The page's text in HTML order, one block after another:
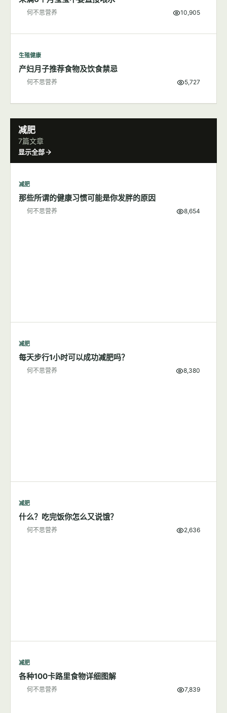
何不思营养 10,905
生殖健康
产妇月子推荐食物及饮食禁忌
何不思营养 5,727
减肥
7篇文章
显示全部
减肥
那些所谓的健康习惯可能是你发胖的原因
何不思营养 8,654
减肥
每天步行1小时可以成功减肥吗？
何不思营养 8,380
减肥
什么？吃完饭你怎么又说饿？
何不思营养 2,636
减肥
各种100卡路里食物详细图解
何不思营养 7,839